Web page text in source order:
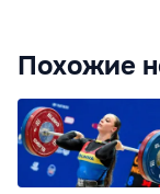
Похожие